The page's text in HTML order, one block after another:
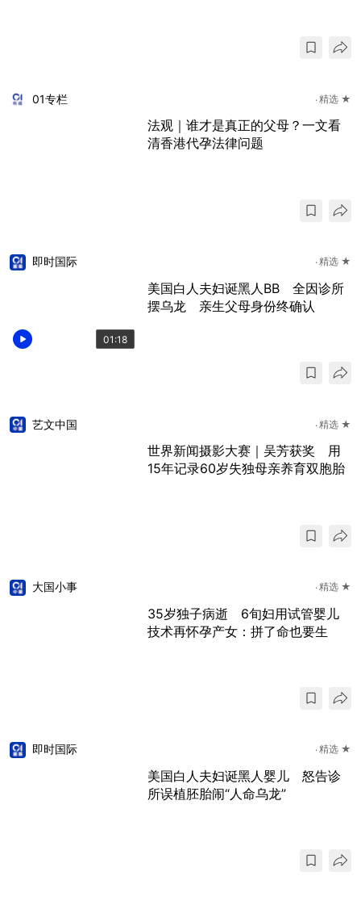
01专栏 精选 ★
法观｜谁才是真正的父母？一文看
清香港代孕法律问题
01:18
即时国际 精选 ★
美国白人夫妇诞黑人BB 全因诊所
摆乌龙 亲生父母身份终确认
艺文中国 精选 ★
世界新闻摄影大赛｜吴芳获奖 用
15年记录60岁失独母亲养育双胞胎
大国小事 精选 ★
35岁独子病逝 6旬妇用试管婴儿
技术再怀孕产女：拼了命也要生
即时国际 精选 ★
美国白人夫妇诞黑人婴儿 怒告诊
所误植胚胎闹“人命乌龙”